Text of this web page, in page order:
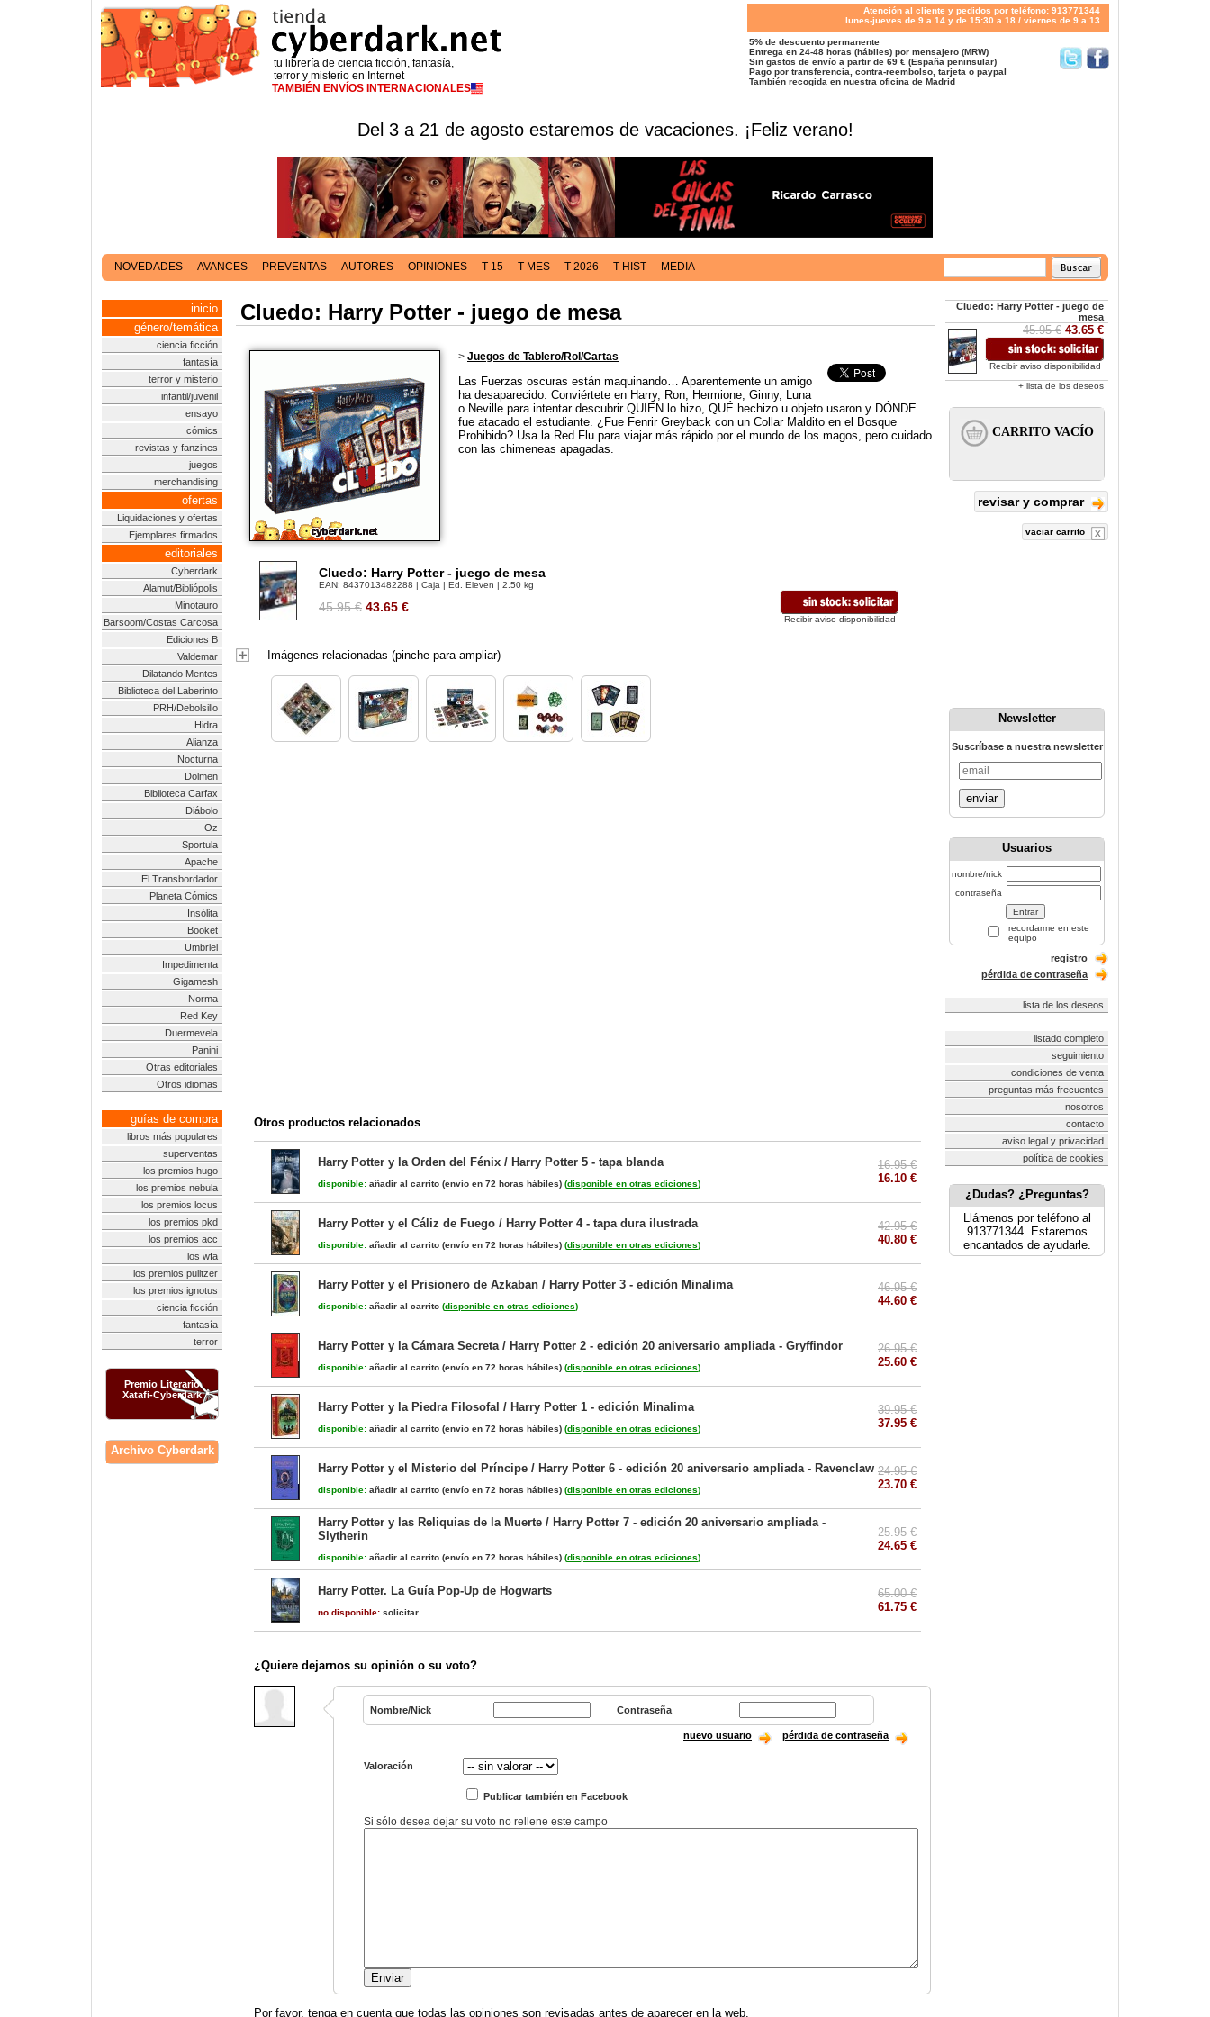
tu librería de ciencia ficción, fantasía,
terror y misterio en Internet
TAMBIÉN ENVÍOS INTERNACIONALES
Atención al cliente y pedidos por teléfono: 913771344
lunes-jueves de 9 a 14 y de 15:30 a 18 / viernes de 9 a 13
5% de descuento permanente
Entrega en 24-48 horas (hábiles) por mensajero (MRW)
Sin gastos de envío a partir de 69 € (España peninsular)
Pago por transferencia, contra-reembolso, tarjeta o paypal
También recogida en nuestra oficina de Madrid
Del 3 a 21 de agosto estaremos de vacaciones. ¡Feliz verano!
NOVEDADES AVANCES PREVENTAS AUTORES OPINIONES T 15 T MES T 2026 T HIST MEDIA
inicio
género/temática
ciencia ficción
fantasía
terror y misterio
infantil/juvenil
ensayo
cómics
revistas y fanzines
juegos
merchandising
ofertas
Liquidaciones y ofertas
Ejemplares firmados
editoriales
Cyberdark
Alamut/Bibliópolis
Minotauro
Barsoom/Costas Carcosa
Ediciones B
Valdemar
Dilatando Mentes
Biblioteca del Laberinto
PRH/Debolsillo
Hidra
Alianza
Nocturna
Dolmen
Biblioteca Carfax
Diábolo
Oz
Sportula
Apache
El Transbordador
Planeta Cómics
Insólita
Booket
Umbriel
Impedimenta
Gigamesh
Norma
Red Key
Duermevela
Panini
Otras editoriales
Otros idiomas
guías de compra
libros más populares
superventas
los premios hugo
los premios nebula
los premios locus
los premios pkd
los premios acc
los wfa
los premios pulitzer
los premios ignotus
ciencia ficción
fantasía
terror
Premio Literario
Xatafi-Cyberdark
Archivo Cyberdark
Cluedo: Harry Potter - juego de mesa
> Juegos de Tablero/Rol/Cartas
Las Fuerzas oscuras están maquinando… Aparentemente un amigo
ha desaparecido. Conviértete en Harry, Ron, Hermione, Ginny, Luna
o Neville para intentar descubrir QUIÉN lo hizo, QUÉ hechizo u objeto usaron y DÓNDE
fue atacado el estudiante. ¿Fue Fenrir Greyback con un Collar Maldito en el Bosque
Prohibido? Usa la Red Flu para viajar más rápido por el mundo de los magos, pero cuidado
con las chimeneas apagadas.
Cluedo: Harry Potter - juego de mesa
EAN: 8437013482288 | Caja | Ed. Eleven | 2.50 kg
45.95 € 43.65 €
Recibir aviso disponibilidad
Imágenes relacionadas (pinche para ampliar)
Otros productos relacionados
Harry Potter y la Orden del Fénix / Harry Potter 5 - tapa blanda
disponible: añadir al carrito (envío en 72 horas hábiles) (disponible en otras ediciones)
16.95 €
16.10 €
Harry Potter y el Cáliz de Fuego / Harry Potter 4 - tapa dura ilustrada
disponible: añadir al carrito (envío en 72 horas hábiles) (disponible en otras ediciones)
42.95 €
40.80 €
Harry Potter y el Prisionero de Azkaban / Harry Potter 3 - edición Minalima
disponible: añadir al carrito (disponible en otras ediciones)
46.95 €
44.60 €
Harry Potter y la Cámara Secreta / Harry Potter 2 - edición 20 aniversario ampliada - Gryffindor
disponible: añadir al carrito (envío en 72 horas hábiles) (disponible en otras ediciones)
26.95 €
25.60 €
Harry Potter y la Piedra Filosofal / Harry Potter 1 - edición Minalima
disponible: añadir al carrito (envío en 72 horas hábiles) (disponible en otras ediciones)
39.95 €
37.95 €
Harry Potter y el Misterio del Príncipe / Harry Potter 6 - edición 20 aniversario ampliada - Ravenclaw
disponible: añadir al carrito (envío en 72 horas hábiles) (disponible en otras ediciones)
24.95 €
23.70 €
Harry Potter y las Reliquias de la Muerte / Harry Potter 7 - edición 20 aniversario ampliada -
Slytherin
disponible: añadir al carrito (envío en 72 horas hábiles) (disponible en otras ediciones)
25.95 €
24.65 €
Harry Potter. La Guía Pop-Up de Hogwarts
no disponible: solicitar
65.00 €
61.75 €
¿Quiere dejarnos su opinión o su voto?
Nombre/Nick Contraseña
nuevo usuario pérdida de contraseña
Valoración
Publicar también en Facebook
Si sólo desea dejar su voto no rellene este campo
Por favor, tenga en cuenta que todas las opiniones son revisadas antes de aparecer en la web.
Cluedo: Harry Potter - juego de
mesa
45.95 € 43.65 €
Recibir aviso disponibilidad
+ lista de los deseos
revisar y comprar
vaciar carrito
Newsletter
Suscríbase a nuestra newsletter
enviar
Usuarios
nombre/nick
contraseña
recordarme en este
equipo
registro
pérdida de contraseña
lista de los deseos
listado completo
seguimiento
condiciones de venta
preguntas más frecuentes
nosotros
contacto
aviso legal y privacidad
política de cookies
¿Dudas? ¿Preguntas?
Llámenos por teléfono al
913771344. Estaremos
encantados de ayudarle.